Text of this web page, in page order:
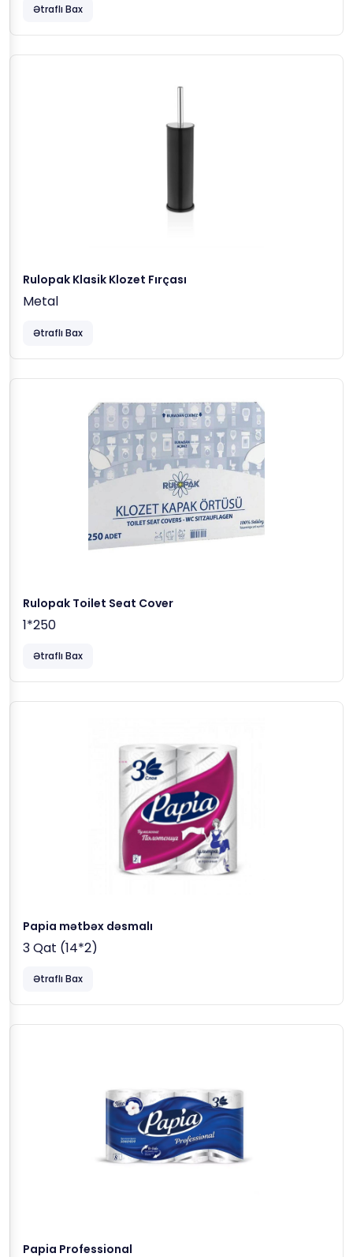
Ətraflı Bax
Rulopak Klasik Klozet Fırçası
Metal
Ətraflı Bax
Rulopak Toilet Seat Cover
1*250
Ətraflı Bax
Papia mətbəx dəsmalı
3 Qat (14*2)
Ətraflı Bax
Papia Professional